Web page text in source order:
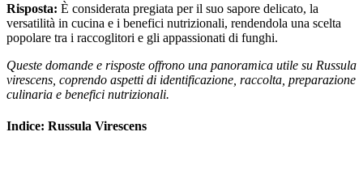
Risposta: È considerata pregiata per il suo sapore delicato, la
versatilità in cucina e i benefici nutrizionali, rendendola una scelta
popolare tra i raccoglitori e gli appassionati di funghi.
Queste domande e risposte offrono una panoramica utile su Russula
virescens, coprendo aspetti di identificazione, raccolta, preparazione
culinaria e benefici nutrizionali.
Indice: Russula Virescens